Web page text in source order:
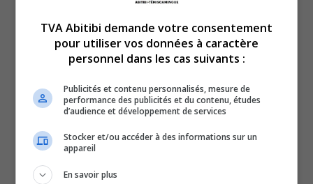
La région veut des garanties dans le projet minier
Dumont Nickel.
Les cinémas du Québec se vident.
TVA Abitibi demande votre consentement
pour utiliser vos données à caractère
personnel dans les cas suivants :
Publicités et contenu personnalisés, mesure de
performance des publicités et du contenu, études
d’audience et développement de services
Stocker et/ou accéder à des informations sur un
appareil
En savoir plus